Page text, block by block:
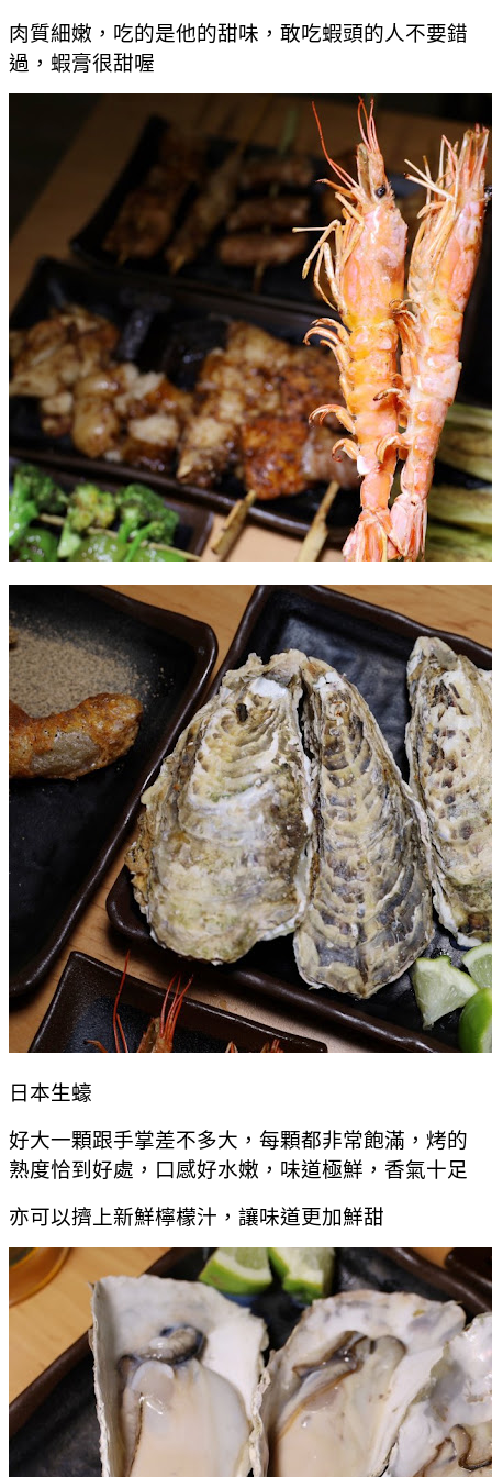
肉質細嫩，吃的是他的甜味，敢吃蝦頭的人不要錯
過，蝦膏很甜喔
日本生蠔
好大一顆跟手掌差不多大，每顆都非常飽滿，烤的
熟度恰到好處，口感好水嫩，味道極鮮，香氣十足
亦可以擠上新鮮檸檬汁，讓味道更加鮮甜